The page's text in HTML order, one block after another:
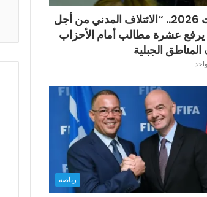
انتخابات 2026.. “الائتلاف المدني من أجل
يرفع عشرة مطالب أمام الأحزاب
الجبلية
رياضة